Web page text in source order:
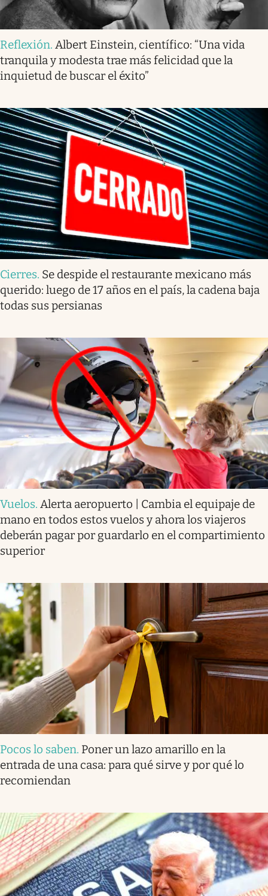
Reflexión. Albert Einstein, científico: “Una vida
tranquila y modesta trae más felicidad que la
inquietud de buscar el éxito”
Cierres. Se despide el restaurante mexicano más
querido: luego de 17 años en el país, la cadena baja
todas sus persianas
Vuelos. Alerta aeropuerto | Cambia el equipaje de
mano en todos estos vuelos y ahora los viajeros
deberán pagar por guardarlo en el compartimiento
superior
Pocos lo saben. Poner un lazo amarillo en la
entrada de una casa: para qué sirve y por qué lo
recomiendan